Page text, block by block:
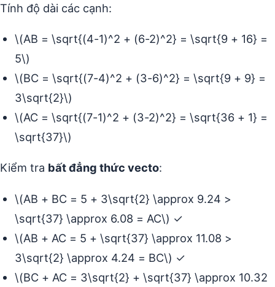
Tính độ dài các cạnh:
\(AB = \sqrt{(4-1)^2 + (6-2)^2} = \sqrt{9 + 16} =
5\)
\(BC = \sqrt{(7-4)^2 + (3-6)^2} = \sqrt{9 + 9} =
3\sqrt{2}\)
\(AC = \sqrt{(7-1)^2 + (3-2)^2} = \sqrt{36 + 1} =
\sqrt{37}\)
Kiểm tra bất đẳng thức vecto:
\(AB + BC = 5 + 3\sqrt{2} \approx 9.24 >
\sqrt{37} \approx 6.08 = AC\) ✓
\(AB + AC = 5 + \sqrt{37} \approx 11.08 >
3\sqrt{2} \approx 4.24 = BC\) ✓
\(BC + AC = 3\sqrt{2} + \sqrt{37} \approx 10.32